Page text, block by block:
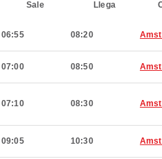
Sale Llega
06:55 08:20
07:00 08:50
07:10 08:30
09:05 10:30